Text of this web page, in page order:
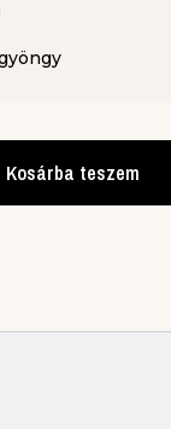
Kosárba teszem